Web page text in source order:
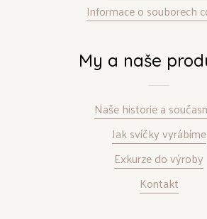
Informace o souborech
My a naše
Naše historie a
Jak svíčky vyrábíme
Exkurze do výroby
Kontakt